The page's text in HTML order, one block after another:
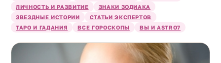
ЛИЧНОСТЬ И РАЗВИТИЕ
ЗНАКИ ЗОДИАКА
ЗВЕЗДНЫЕ ИСТОРИИ
СТАТЬИ ЭКСПЕРТОВ
ТАРО И ГАДАНИЯ
ВСЕ ГОРОСКОПЫ ВЫ И ASTRO7